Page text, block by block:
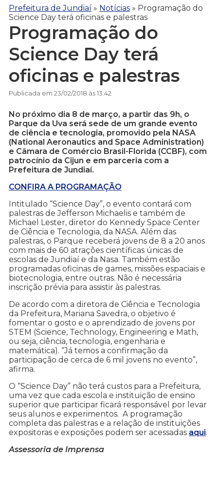
Prefeitura de Jundiaí » Notícias » Programação do
Science Day terá oficinas e palestras
Programação do
Science Day terá
oficinas e palestras
Publicada em 23/02/2018 às 13:42
No próximo dia 8 de março, a partir das 9h, o
Parque da Uva será sede de um grande evento
de ciência e tecnologia, promovido pela NASA
(National Aeronautics and Space Administration)
e Câmara de Comércio Brasil-Florida (CCBF), com
patrocínio da Cijun e em parceria com a
Prefeitura de Jundiaí.
CONFIRA A PROGRAMAÇÃO
Intitulado “Science Day”, o evento contará com
palestras de Jefferson Michaelis e também de
Michael Lester, diretor do Kennedy Space Center
de Ciência e Tecnologia, da NASA. Além das
palestras, o Parque receberá jovens de 8 a 20 anos
com mais de 60 atrações científicas únicas de
escolas de Jundiaí e da Nasa. Também estão
programadas oficinas de games, missões espaciais e
biotecnologia, entre outras. Não é necessária
inscrição prévia para assistir às palestras.
De acordo com a diretora de Ciência e Tecnologia
da Prefeitura, Mariana Savedra, o objetivo é
fomentar o gosto e o aprendizado de jovens por
STEM (Science, Technology, Engineering e Math,
ou seja, ciência, tecnologia, engenharia e
matemática). “Já temos a confirmação da
participação de cerca de 6 mil jovens no evento”,
afirma.
O “Science Day” não terá custos para a Prefeitura,
uma vez que cada escola e instituição de ensino
superior que participar ficará responsável por levar
seus alunos e experimentos. A programação
completa das palestras e a relação de instituições
expositoras e exposições podem ser acessadas aqui.
Assessoria de Imprensa